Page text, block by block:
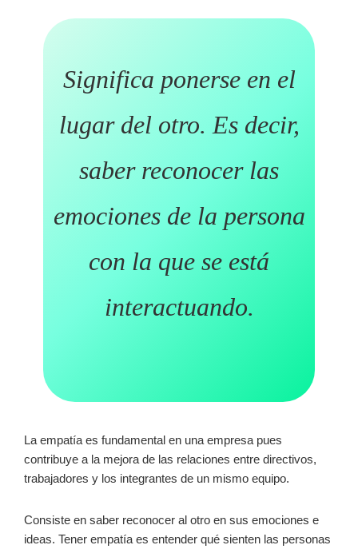
Significa ponerse en el
lugar del otro. Es decir,
saber reconocer las
emociones de la persona
con la que se está
interactuando.
La empatía es fundamental en una empresa pues
contribuye a la mejora de las relaciones entre directivos,
trabajadores y los integrantes de un mismo equipo.
Consiste en saber reconocer al otro en sus emociones e
ideas. Tener empatía es entender qué sienten las personas